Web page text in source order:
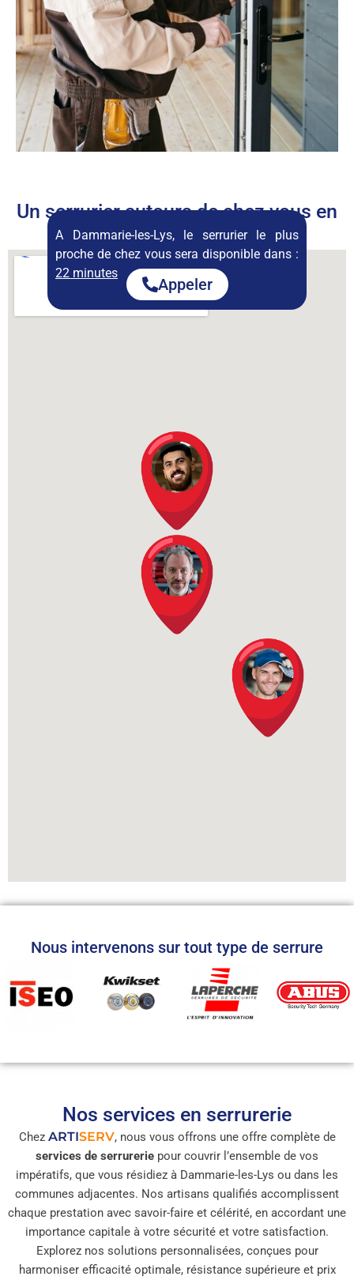
Un serrurier autours de chez vous en
permanence
A Dammarie-les-Lys, le serrurier le plus
proche de chez vous sera disponible dans :
22 minutes
Appeler
Nous intervenons sur tout type de serrure
Nos services en serrurerie
Chez ARTISERV, nous vous offrons une offre complète de
services de serrurerie pour couvrir l’ensemble de vos
impératifs, que vous résidiez à Dammarie-les-Lys ou dans les
communes adjacentes. Nos artisans qualifiés accomplissent
chaque prestation avec savoir-faire et célérité, en accordant une
importance capitale à votre sécurité et votre satisfaction.
Explorez nos solutions personnalisées, conçues pour
harmoniser efficacité optimale, résistance supérieure et prix